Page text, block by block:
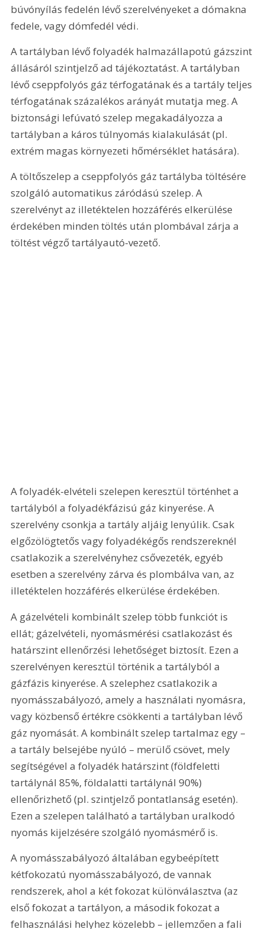
búvónyílás fedelén lévő szerelvényeket a dómakna
fedele, vagy dómfedél védi.
A tartályban lévő folyadék halmazállapotú gázszint
állásáról szintjelző ad tájékoztatást. A tartályban
lévő cseppfolyós gáz térfogatának és a tartály teljes
térfogatának százalékos arányát mutatja meg. A
biztonsági lefúvató szelep megakadályozza a
tartályban a káros túlnyomás kialakulását (pl.
extrém magas környezeti hőmérséklet hatására).
A töltőszelep a cseppfolyós gáz tartályba töltésére
szolgáló automatikus záródású szelep. A
szerelvényt az illetéktelen hozzáférés elkerülése
érdekében minden töltés után plombával zárja a
töltést végző tartályautó-vezető.
A folyadék-elvételi szelepen keresztül történhet a
tartályból a folyadékfázisú gáz kinyerése. A
szerelvény csonkja a tartály aljáig lenyúlik. Csak
elgőzölögtetős vagy folyadékégős rendszereknél
csatlakozik a szerelvényhez csővezeték, egyéb
esetben a szerelvény zárva és plombálva van, az
illetéktelen hozzáférés elkerülése érdekében.
A gázelvételi kombinált szelep több funkciót is
ellát; gázelvételi, nyomásmérési csatlakozást és
határszint ellenőrzési lehetőséget biztosít. Ezen a
szerelvényen keresztül történik a tartályból a
gázfázis kinyerése. A szelephez csatlakozik a
nyomásszabályozó, amely a használati nyomásra,
vagy közbenső értékre csökkenti a tartályban lévő
gáz nyomását. A kombinált szelep tartalmaz egy –
a tartály belsejébe nyúló – merülő csövet, mely
segítségével a folyadék határszint (földfeletti
tartálynál 85%, földalatti tartálynál 90%)
ellenőrizhető (pl. szintjelző pontatlanság esetén).
Ezen a szelepen található a tartályban uralkodó
nyomás kijelzésére szolgáló nyomásmérő is.
A nyomásszabályozó általában egybeépített
kétfokozatú nyomásszabályozó, de vannak
rendszerek, ahol a két fokozat különválasztva (az
első fokozat a tartályon, a második fokozat a
felhasználási helyhez közelebb – jellemzően a fali